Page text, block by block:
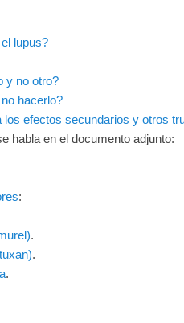
lupus?
y no otro?
hacerlo?
efectos secundarios y otros
habla en el documento adjunto:
:
.
.
.